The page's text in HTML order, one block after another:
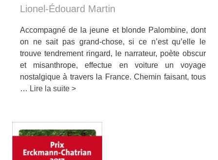
Lionel-Édouard Martin
Accompagné de la jeune et blonde Palombine, dont
on ne sait pas grand-chose, si ce n’est qu’elle le
trouve tendrement ringard, le narrateur, poète obscur
et misanthrope, effectue en voiture un voyage
nostalgique à travers la France. Chemin faisant, tous
… Lire la suite >